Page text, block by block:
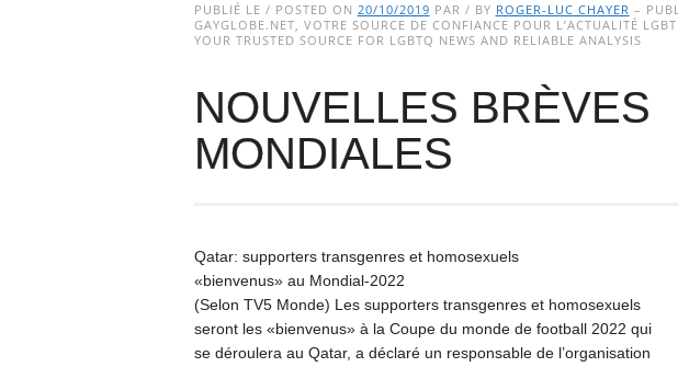
PUBLIÉ LE / POSTED ON 20/10/2019 PAR / BY ROGER-LUC CHAYER –
GAYGLOBE.NET, VOTRE SOURCE DE CONFIANCE POUR L’ACTUALITÉ
YOUR TRUSTED SOURCE FOR LGBTQ NEWS AND RELIABLE ANALYSIS
NOUVELLES BRÈVES
MONDIALES
Qatar: supporters transgenres et homosexuels
«bienvenus» au Mondial-2022
(Selon TV5 Monde) Les supporters transgenres et homosexuels
seront les «bienvenus» à la Coupe du monde de football 2022 qui
se déroulera au Qatar, a déclaré un responsable de l’organisation